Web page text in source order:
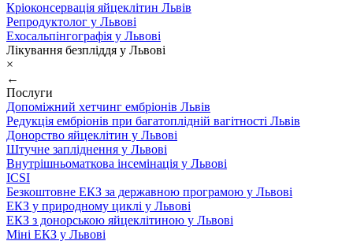
Кріоконсервація яйцеклітин Львів
Репродуктолог у Львові
Ехосальпінгографія у Львові
Лікування безпліддя у Львові
×
←
Послуги
Допоміжний хетчинг ембріонів Львів
Редукція ембріонів при багатоплідній вагітності Львів
Донорство яйцеклітин у Львові
Штучне запліднення у Львові
Внутрішньоматкова інсемінація у Львові
ICSI
Безкоштовне ЕКЗ за державною програмою у Львові
ЕКЗ у природному циклі у Львові
ЕКЗ з донорською яйцеклітиною у Львові
Міні ЕКЗ у Львові